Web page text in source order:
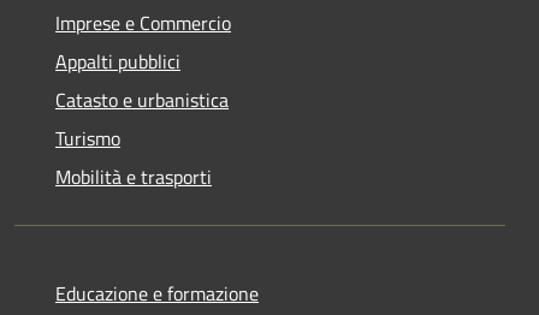
Imprese e Commercio
Appalti pubblici
Catasto e urbanistica
Turismo
Mobilità e trasporti
Educazione e formazione